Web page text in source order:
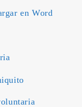
en Word